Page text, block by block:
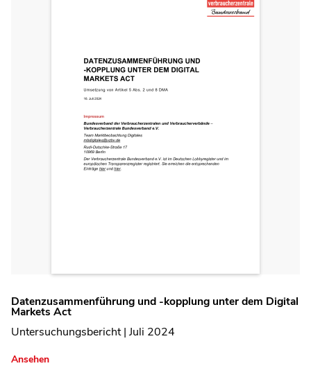
Datenzusammenführung und -kopplung unter dem Digital
Markets Act
Untersuchungsbericht | Juli 2024
Ansehen